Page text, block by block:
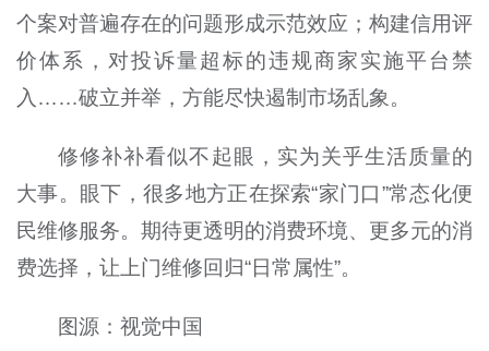
个案对普遍存在的问题形成示范效应；构建信用评
价体系，对投诉量超标的违规商家实施平台禁
入……破立并举，方能尽快遏制市场乱象。
修修补补看似不起眼，实为关乎生活质量的
大事。眼下，很多地方正在探索“家门口”常态化便
民维修服务。期待更透明的消费环境、更多元的消
费选择，让上门维修回归“日常属性”。
图源：视觉中国